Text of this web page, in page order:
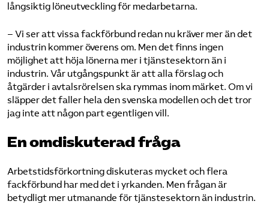
långsiktig löneutveckling för medarbetarna.
– Vi ser att vissa fackförbund redan nu kräver mer än det
industrin kommer överens om. Men det finns ingen
möjlighet att höja lönerna mer i tjänstesektorn än i
industrin. Vår utgångspunkt är att alla förslag och
åtgärder i avtalsrörelsen ska rymmas inom märket. Om vi
släpper det faller hela den svenska modellen och det tror
jag inte att någon part egentligen vill.
En omdiskuterad fråga
Arbetstidsförkortning diskuteras mycket och flera
fackförbund har med det i yrkanden. Men frågan är
betydligt mer utmanande för tjänstesektorn än industrin.